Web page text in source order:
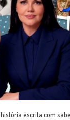
escrita com